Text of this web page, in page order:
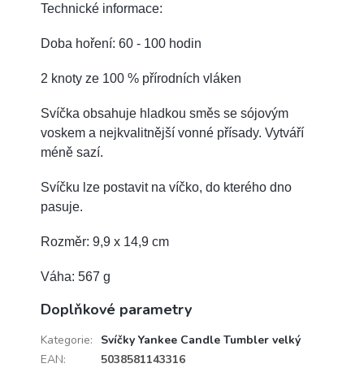
Technické informace:
Doba hoření: 60 - 100 hodin
2 knoty ze 100 % přírodních vláken
Svíčka obsahuje hladkou směs se sójovým
voskem a nejkvalitnější vonné přísady. Vytváří
méně sazí.
Svíčku lze postavit na víčko, do kterého dno
pasuje.
Rozměr: 9,9 x 14,9 cm
Váha: 567 g
Doplňkové parametry
Kategorie:
Svíčky Yankee Candle Tumbler velký
EAN: 5038581143316